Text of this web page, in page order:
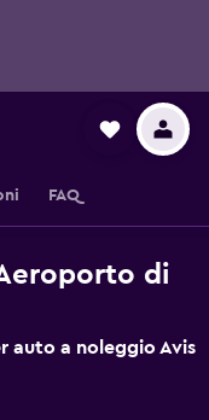
FAQ
di
auto a noleggio Avis